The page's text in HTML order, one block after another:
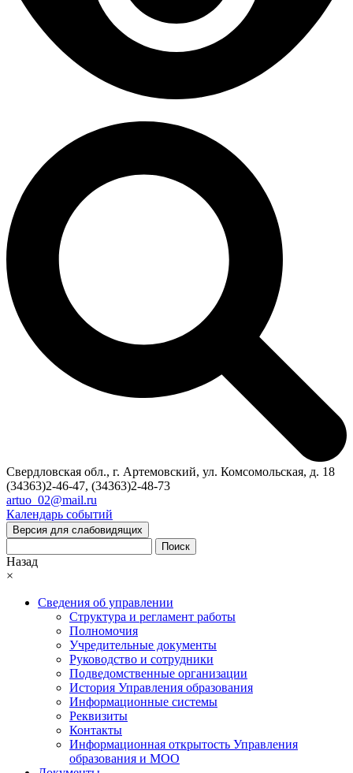
Свердловская обл., г. Артемовский, ул. Комсомольская, д. 18
(34363)2-46-47, (34363)2-48-73
artuo_02@mail.ru
Календарь событий
Версия для слабовидящих
Поиск
Назад
×
Сведения об управлении
Структура и регламент работы
Полномочия
Учредительные документы
Руководство и сотрудники
Подведомственные организации
История Управления образования
Информационные системы
Реквизиты
Контакты
Информационная открытость Управления
образования и МОО